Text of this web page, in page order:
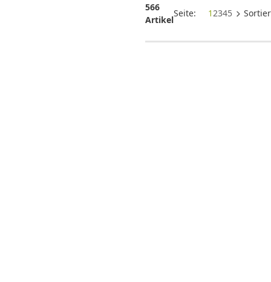
566
Artikel
Seite: 12345